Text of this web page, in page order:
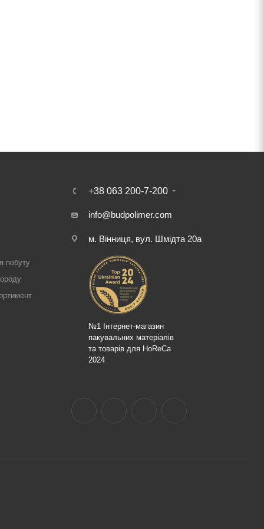
побуту
+38 063 200-7-200
info@budpolimer.com
м. Вінниця, вул. Шмідта 20а
№1 Інтернет-магазин
пакувальних матеріалів
та товарів для HoReCa
2024